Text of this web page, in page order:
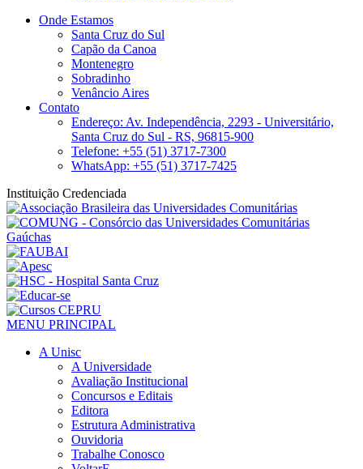
Onde Estamos
Santa Cruz do Sul
Capão da Canoa
Montenegro
Sobradinho
Venâncio Aires
Contato
Endereço: Av. Independência, 2293 - Universitário,
Santa Cruz do Sul - RS, 96815-900
Telefone: +55 (51) 3717-7300
WhatsApp: +55 (51) 3717-7425
Instituição Credenciada
MENU PRINCIPAL
A Unisc
A Universidade
Avaliação Institucional
Concursos e Editais
Editora
Estrutura Administrativa
Ouvidoria
Trabalhe Conosco